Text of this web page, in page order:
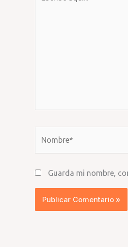
Guarda mi nombre,